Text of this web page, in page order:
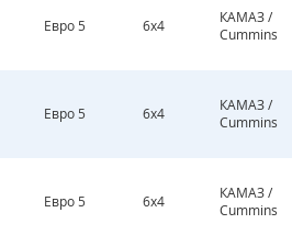
Евро 5 6х4
КАМАЗ /
Cummins
Евро 5 6х4
КАМАЗ /
Cummins
Евро 5 6х4
КАМАЗ /
Cummins